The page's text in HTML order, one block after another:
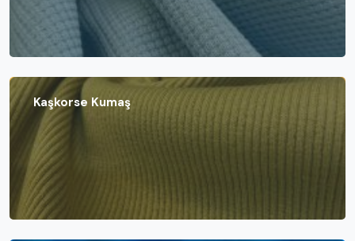
Kaşkorse Kumaş